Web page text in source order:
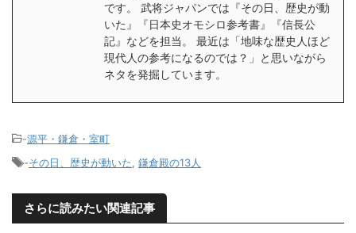
です。 武将ジャパンでは『その日、歴史が動
いた』『日本史オモシロ参考書』『信長公
記』などを担当。 最近は「地味な歴史人ほど
現代人の参考になるのでは？」と思いながら
ネタを発掘しています。
-源平・鎌倉・室町
-その日、歴史が動いた 鎌倉殿の13人
さらに読みたい関連記事